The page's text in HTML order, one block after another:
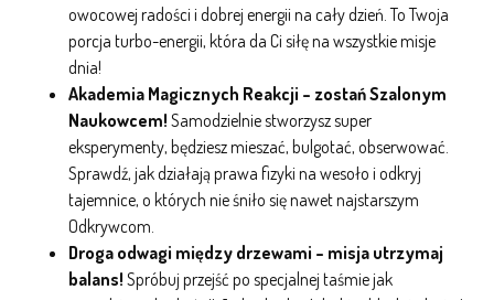
owocowej radości i dobrej energii na cały dzień. To Twoja
porcja turbo-energii, która da Ci siłę na wszystkie misje
dnia!
Akademia Magicznych Reakcji – zostań Szalonym
Naukowcem!Samodzielnie stworzysz super
eksperymenty, będziesz mieszać, bulgotać, obserwować.
Sprawdź, jak działają prawa fizyki na wesoło i odkryj
tajemnice, o których nie śniło się nawet najstarszym
Odkrywcom.
Droga odwagi między drzewami – misja utrzymaj
balans!Spróbuj przejść po specjalnej taśmie jak